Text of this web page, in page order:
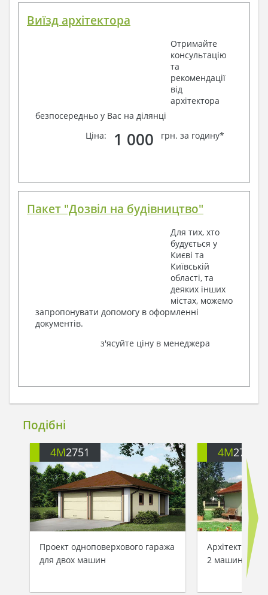
Виїзд архітектора
Отримайте
консультацію
та
рекомендації
від
архітектора
безпосередньо у Вас на ділянці
Ціна:
1 000 грн. за годину*
Пакет "Дозвіл на будівництво"
Для тих, хто
будується у
Києві та
Київській
області, та
деяких інших
містах, можемо
запропонувати допомогу в оформленні
документів.
з'ясуйте ціну в менеджера
Подібні
4M2751
Проект одноповерхового гаража
для двох машин
4M2770
2 машини